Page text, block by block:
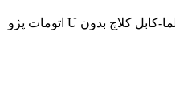
-الما-کابل کلاچ بدون U اتومات پژو